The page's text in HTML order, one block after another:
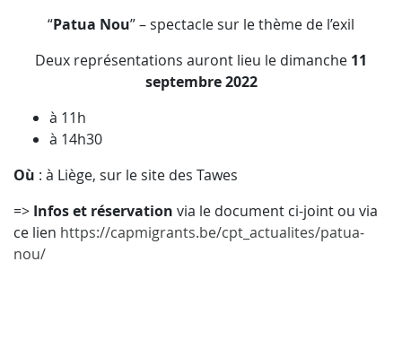
“Patua Nou” – spectacle sur le thème de l’exil
Deux représentations auront lieu le dimanche 11
septembre 2022
à 11h
à 14h30
Où : à Liège, sur le site des Tawes
=> Infos et réservation via le document ci-joint ou via
ce lien https://capmigrants.be/cpt_actualites/patua-
nou/